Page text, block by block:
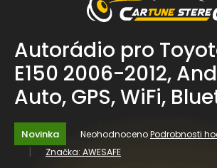
Autorádio pro
E150 2006-2012,
Auto, GPS, WiFi,
Novinka
Průměrné
hodnocení
produktu
NeohodnocenoPodrobnosti
Značka: AWESAFE